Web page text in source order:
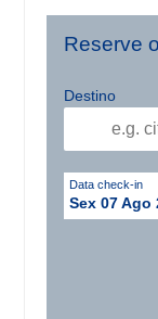
Reserve
Destino
Data check-in
Sex 07 Ago